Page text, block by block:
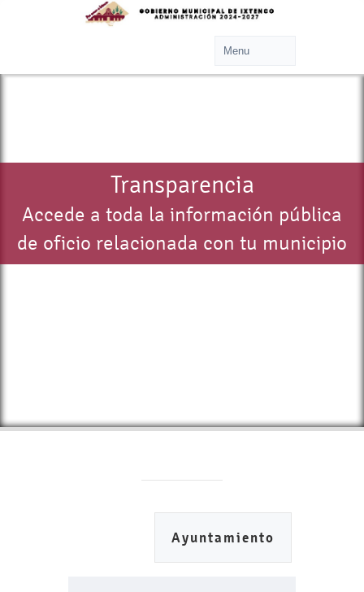
Transparencia
Accede a toda la información pública
de oficio relacionada con tu municipio
Ayuntamiento